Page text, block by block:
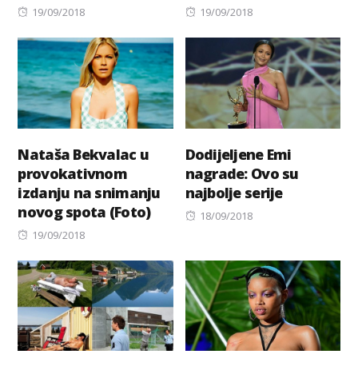
Posted
19/09/2018
Posted
19/09/2018
Nataša Bekvalac u
provokativnom
izdanju na snimanju
novog spota (Foto)
Posted
19/09/2018
Dodijeljene Emi
nagrade: Ovo su
najbolje serije
Posted
18/09/2018